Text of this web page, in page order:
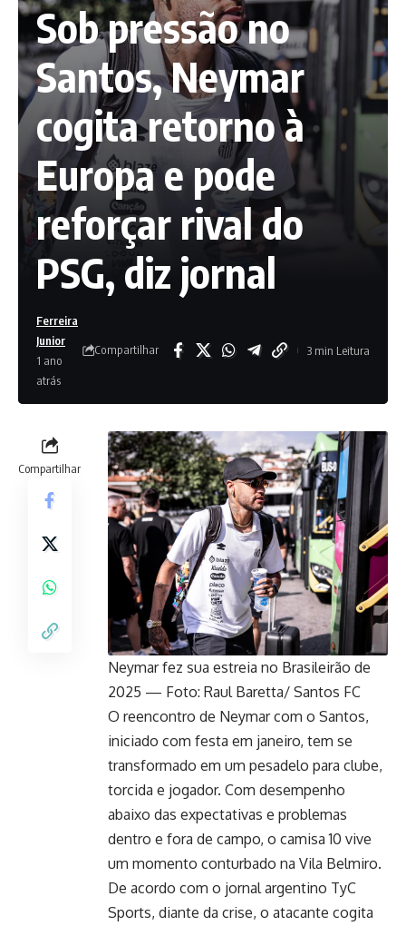
Sob pressão no
Santos, Neymar
cogita retorno à
Europa e pode
reforçar rival do
PSG, diz jornal
Ferreira
Junior
1 ano
atrás
Compartilhar 3 min Leitura
Compartilhar
Neymar fez sua estreia no Brasileirão de
2025 — Foto: Raul Baretta/ Santos FC
O reencontro de Neymar com o Santos,
iniciado com festa em janeiro, tem se
transformado em um pesadelo para clube,
torcida e jogador. Com desempenho
abaixo das expectativas e problemas
dentro e fora de campo, o camisa 10 vive
um momento conturbado na Vila Belmiro.
De acordo com o jornal argentino TyC
Sports, diante da crise, o atacante cogita